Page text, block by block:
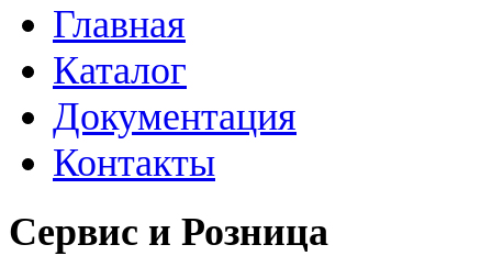
Главная
Каталог
Документация
Контакты
Сервис и Розница